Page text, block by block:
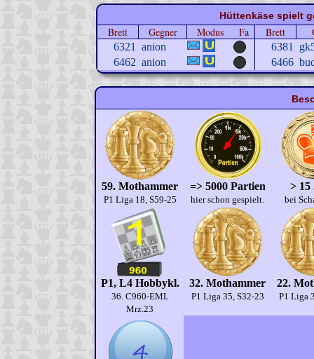
Hüttenkäse spielt
Brett Gegner Modus Fa Brett
6321 anion 6381
6462 anion 6466
59. Mothammer
P1 Liga 18, S59-25
=> 5000 Partien
hier schon gespielt.
> 15
bei
P1, L4 Hobbykl.
36. C960-EML
Mrz.23
32. Mothammer
P1 Liga 35, S32-23
22.
P1 Liga